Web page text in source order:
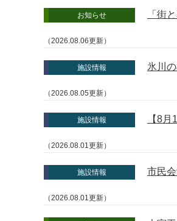
お知らせ 「街
（2026.08.06更新）
施設情報 氷川
（2026.08.05更新）
施設情報 【8
（2026.08.01更新）
施設情報 市民
（2026.08.01更新）